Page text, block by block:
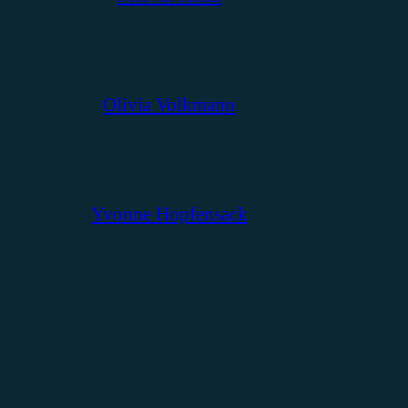
Olivia Volkmann
Yvonne Hopfensack